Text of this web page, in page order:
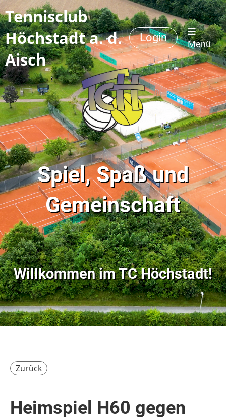
Tennisclub
Höchstadt a. d.
Aisch
Login
Menü
Spiel, Spaß und
Gemeinschaft
Willkommen imTC Höchstadt!
Zurück
Heimspiel H60 gegen